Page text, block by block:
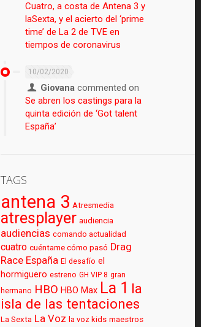
Cuatro, a costa de Antena 3 y
laSexta, y el acierto del ‘prime
time’ de La 2 de TVE en
tiempos de coronavirus
10/02/2020
Giovana commented on
Se abren los castings para la
quinta edición de ‘Got talent
España’
TAGS
antena 3 Atresmedia
atresplayer audiencia
audiencias comando actualidad
cuatro cuéntame cómo pasó Drag
Race España El desafío el
hormiguero estreno GH VIP 8 gran
hermano HBO HBO Max La 1 la
isla de las tentaciones
La Sexta La Voz la voz kids maestros